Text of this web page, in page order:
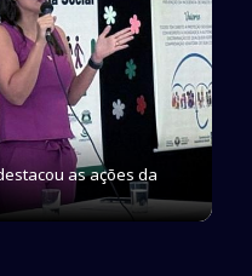
as ações da